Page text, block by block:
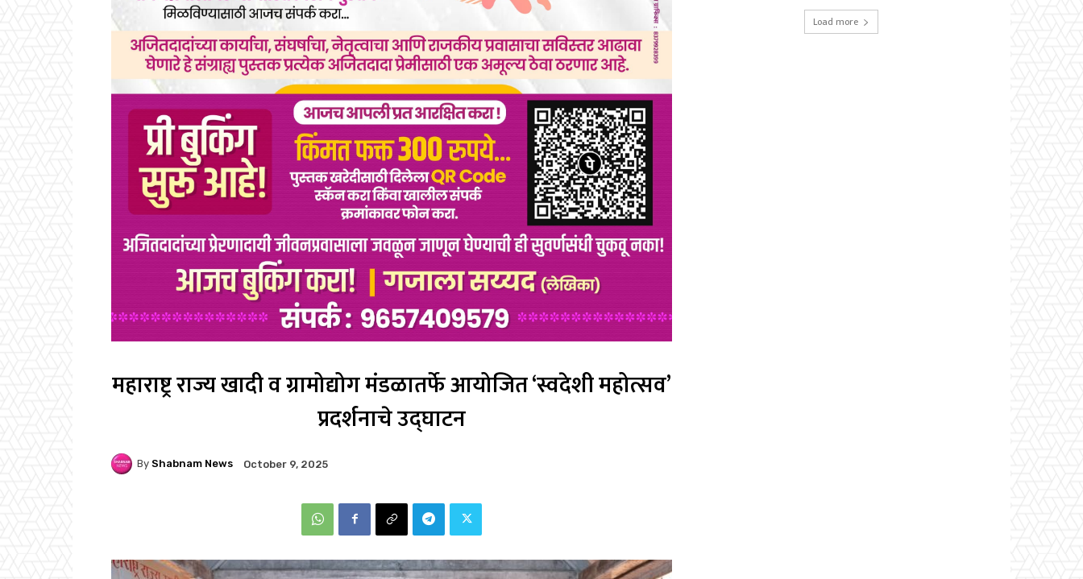
महाराष्ट्र राज्य खादी व ग्रामोद्योग मंडळातर्फे आयोजित ‘स्वदेशी महोत्सव’
प्रदर्शनाचे उद्घाटन
By Shabnam News October 9, 2025
Load more